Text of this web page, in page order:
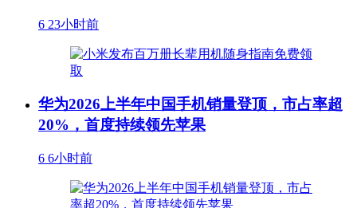
6 23小时前
华为2026上半年中国手机销量登顶，市占率超
20%，首度持续领先苹果
6 6小时前